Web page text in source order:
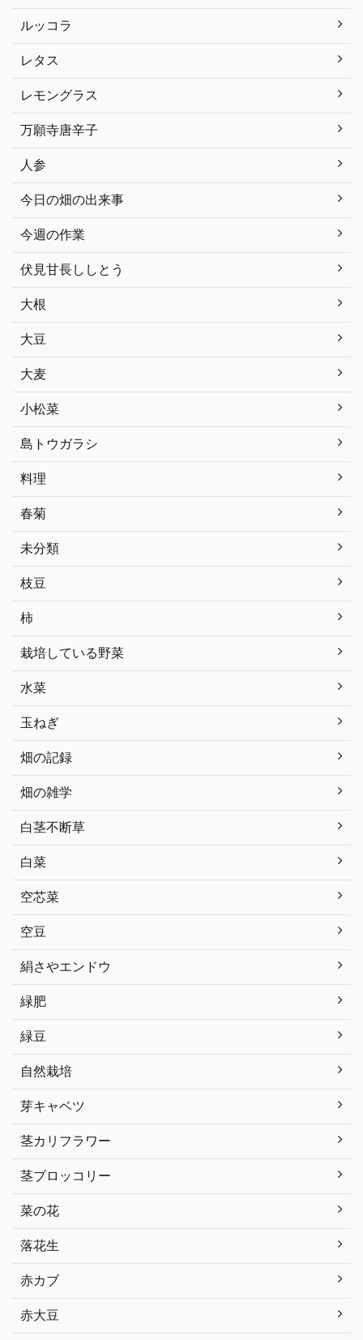
ルッコラ
レタス
レモングラス
万願寺唐辛子
人参
今日の畑の出来事
今週の作業
伏見甘長ししとう
大根
大豆
大麦
小松菜
島トウガラシ
料理
春菊
未分類
枝豆
柿
栽培している野菜
水菜
玉ねぎ
畑の記録
畑の雑学
白茎不断草
白菜
空芯菜
空豆
絹さやエンドウ
緑肥
緑豆
自然栽培
芽キャベツ
茎カリフラワー
茎ブロッコリー
菜の花
落花生
赤カブ
赤大豆